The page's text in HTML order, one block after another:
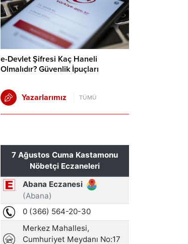
e-Devlet Şifresi Kaç Haneli
Olmalıdır? Güvenlik İpuçları
Yazarlarımız TÜMÜ